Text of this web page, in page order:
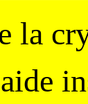
la